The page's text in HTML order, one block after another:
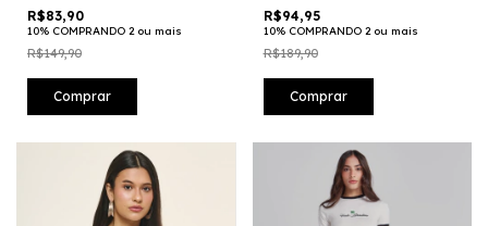
R$83,90
10% COMPRANDO 2 ou mais
R$149,90
Comprar
R$94,95
10% COMPRANDO 2 ou mais
R$189,90
Comprar